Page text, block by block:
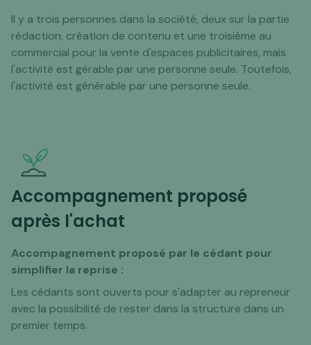
Il y a trois personnes dans la société, deux sur la partie
rédaction, création de contenu et une troisième au
commercial pour la vente d'espaces publicitaires, mais
l'activité est gérable par une personne seule. Toutefois,
l'activité est générable par une personne seule.
Accompagnement proposé
après l'achat
Accompagnement proposé par le cédant pour
simplifier la reprise :
Les cédants sont ouverts pour s'adapter au repreneur
avec la possibilité de rester dans la structure dans un
premier temps.